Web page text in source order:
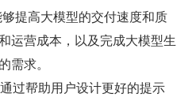
提高大模型的交付速度和质
运营成本，以及完成大模型生
需求。
过帮助用户设计更好的提示